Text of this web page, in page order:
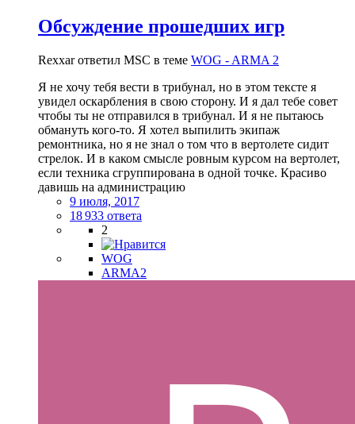
Обсуждение прошедших игр
Rexxar ответил MSC в теме WOG - ARMA 2
Я не хочу тебя вести в трибунал, но в этом тексте я
увидел оскарбления в свою сторону. И я дал тебе совет
чтобы ты не отправился в трибунал. И я не пытаюсь
обмануть кого-то. Я хотел выпилить экипаж
ремонтника, но я не знал о том что в вертолете сидит
стрелок. И в каком смысле ровным курсом на вертолет,
если техника сгруппирована в одной точке. Красиво
давишь на администрацию
9 июля, 2017
18 933 ответа
2
WOG
ARMA2